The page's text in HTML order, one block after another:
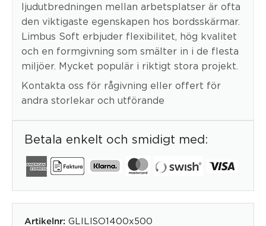
ljudutbredningen mellan arbetsplatser är ofta
den viktigaste egenskapen hos bordsskärmar.
Limbus Soft erbjuder flexibilitet, hög kvalitet
och en formgivning som smälter in i de flesta
miljöer. Mycket populär i riktigt stora projekt.
Kontakta oss för rågivning eller offert för
andra storlekar och utförande
Betala enkelt och smidigt med:
Artikelnr: GLILISO1400x500